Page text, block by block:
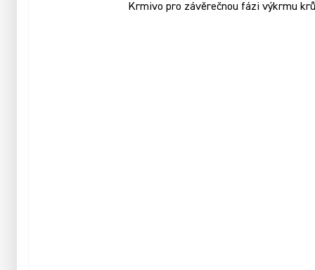
Krmivo pro závěrečnou fázi výkrmu